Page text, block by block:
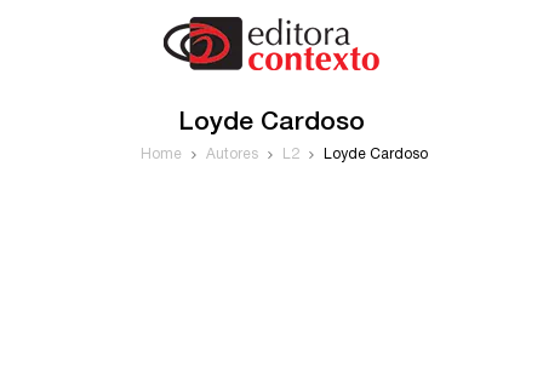
Loyde Cardoso
Home Autores L2 Loyde Cardoso